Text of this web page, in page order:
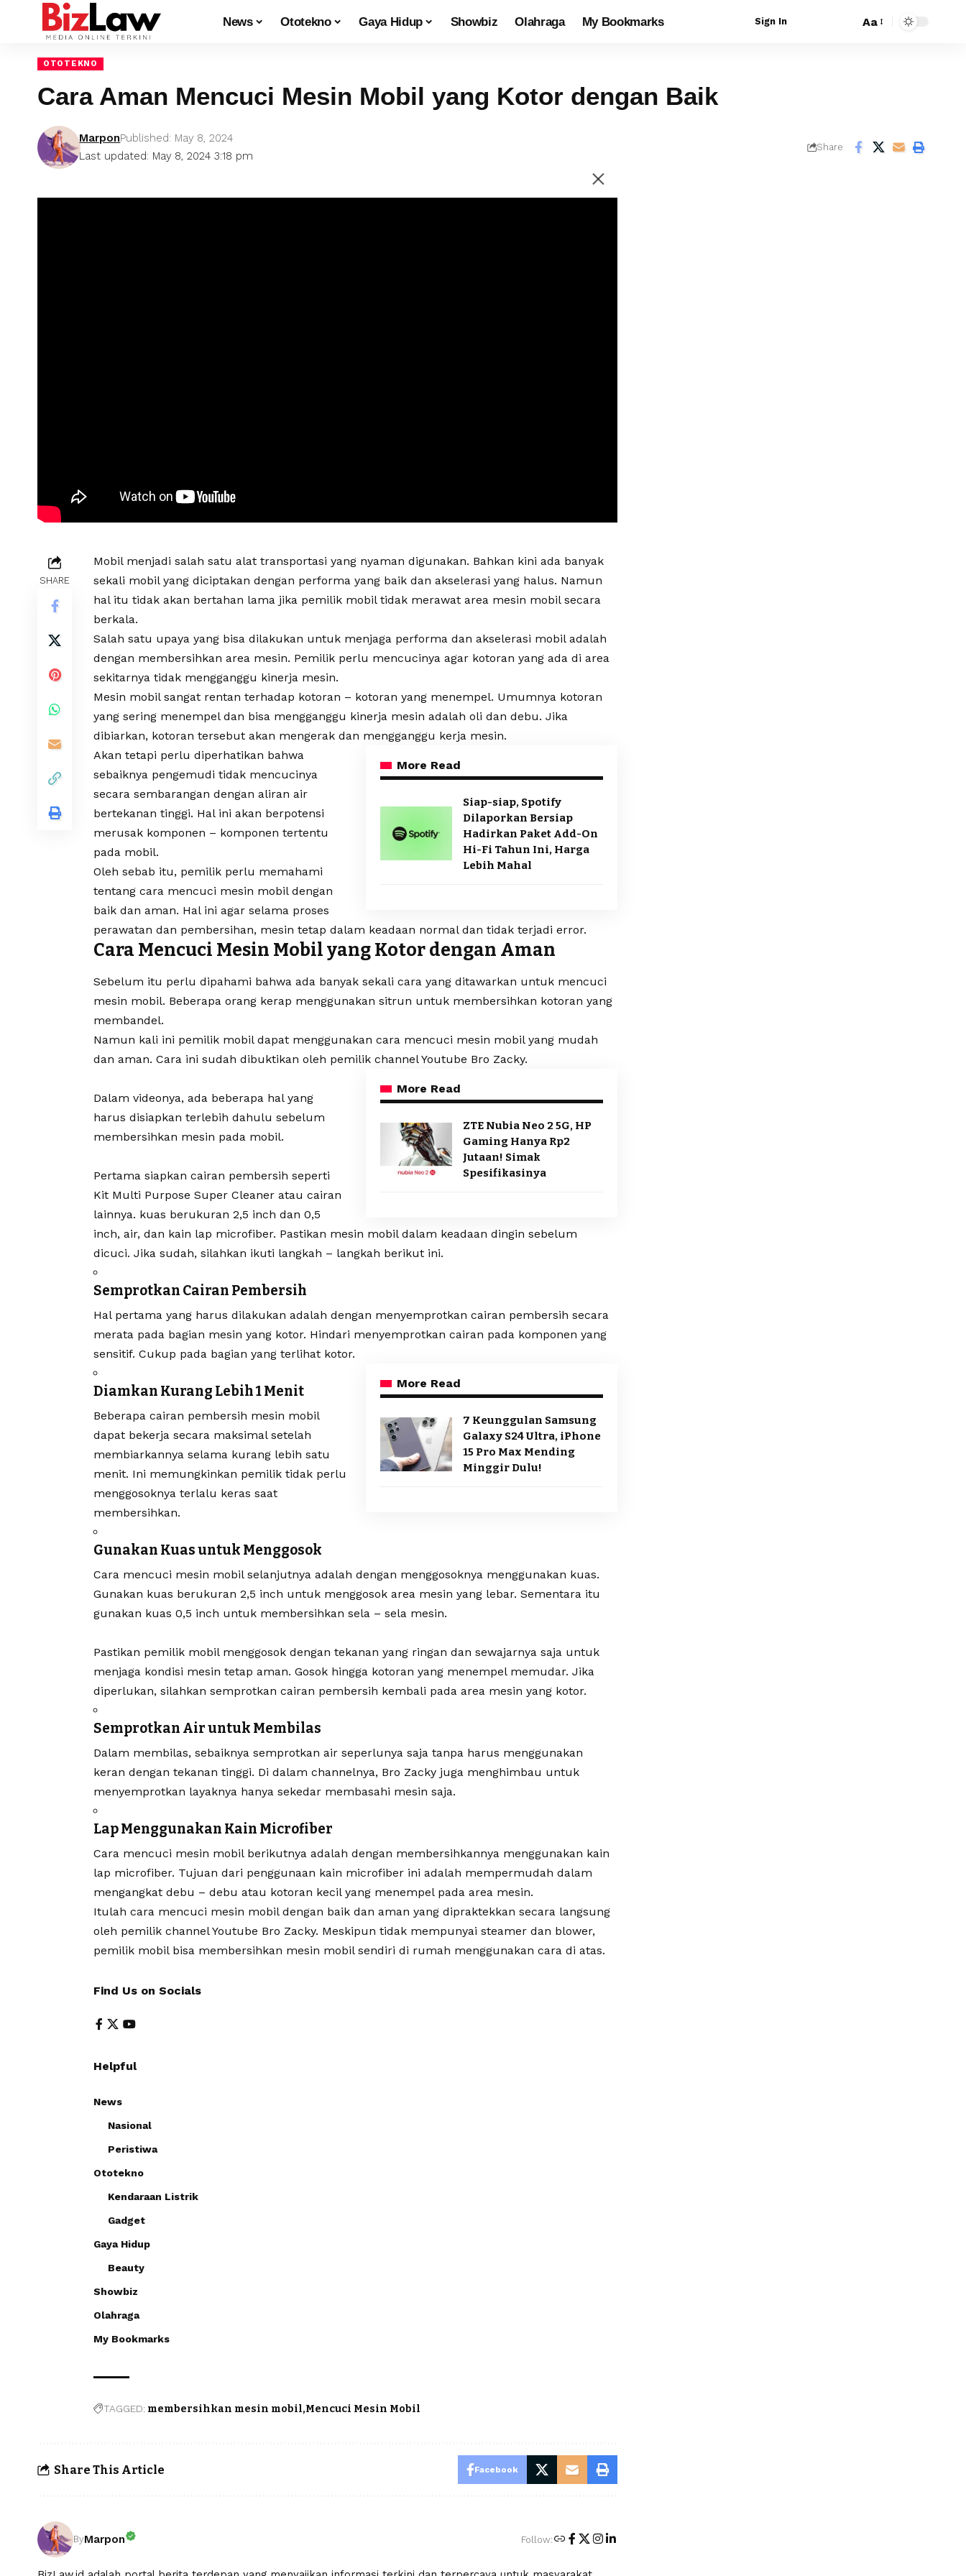
News Ototekno Gaya Hidup Showbiz Olahraga My Bookmarks Sign In Aa
OTOTEKNO
Cara Aman Mencuci Mesin Mobil yang Kotor dengan Baik
Last updated: May 8, 2024 3:18 pm
MarponPublished: May 8, 2024
Share
SHARE
Mobil menjadi salah satu alat transportasi yang nyaman digunakan. Bahkan kini ada banyak
sekali mobil yang diciptakan dengan performa yang baik dan akselerasi yang halus. Namun
hal itu tidak akan bertahan lama jika pemilik mobil tidak merawat area mesin mobil secara
berkala.
Salah satu upaya yang bisa dilakukan untuk menjaga performa dan akselerasi mobil adalah
dengan membersihkan area mesin. Pemilik perlu mencucinya agar kotoran yang ada di area
sekitarnya tidak mengganggu kinerja mesin.
Mesin mobil sangat rentan terhadap kotoran – kotoran yang menempel. Umumnya kotoran
yang sering menempel dan bisa mengganggu kinerja mesin adalah oli dan debu. Jika
dibiarkan, kotoran tersebut akan mengerak dan mengganggu kerja mesin.
More Read
Siap-siap, Spotify
Dilaporkan Bersiap
Hadirkan Paket Add-On
Hi-Fi Tahun Ini, Harga
Lebih Mahal
Akan tetapi perlu diperhatikan bahwa
sebaiknya pengemudi tidak mencucinya
secara sembarangan dengan aliran air
bertekanan tinggi. Hal ini akan berpotensi
merusak komponen – komponen tertentu
pada mobil.
Oleh sebab itu, pemilik perlu memahami
tentang cara mencuci mesin mobil dengan
baik dan aman. Hal ini agar selama proses
perawatan dan pembersihan, mesin tetap dalam keadaan normal dan tidak terjadi error.
Cara Mencuci Mesin Mobil yang Kotor dengan Aman
Sebelum itu perlu dipahami bahwa ada banyak sekali cara yang ditawarkan untuk mencuci
mesin mobil. Beberapa orang kerap menggunakan sitrun untuk membersihkan kotoran yang
membandel.
Namun kali ini pemilik mobil dapat menggunakan cara mencuci mesin mobil yang mudah
dan aman. Cara ini sudah dibuktikan oleh pemilik channel Youtube Bro Zacky.
More Read
ZTE Nubia Neo 2 5G, HP
Gaming Hanya Rp2
Jutaan! Simak
Spesifikasinya
Dalam videonya, ada beberapa hal yang
harus disiapkan terlebih dahulu sebelum
membersihkan mesin pada mobil.
Pertama siapkan cairan pembersih seperti
Kit Multi Purpose Super Cleaner atau cairan
lainnya. kuas berukuran 2,5 inch dan 0,5
inch, air, dan kain lap microfiber. Pastikan mesin mobil dalam keadaan dingin sebelum
dicuci. Jika sudah, silahkan ikuti langkah – langkah berikut ini.
Semprotkan Cairan Pembersih
Hal pertama yang harus dilakukan adalah dengan menyemprotkan cairan pembersih secara
merata pada bagian mesin yang kotor. Hindari menyemprotkan cairan pada komponen yang
sensitif. Cukup pada bagian yang terlihat kotor.
More Read
7 Keunggulan Samsung
Galaxy S24 Ultra, iPhone
15 Pro Max Mending
Minggir Dulu!
Diamkan Kurang Lebih 1 Menit
Beberapa cairan pembersih mesin mobil
dapat bekerja secara maksimal setelah
membiarkannya selama kurang lebih satu
menit. Ini memungkinkan pemilik tidak perlu
menggosoknya terlalu keras saat
membersihkan.
Gunakan Kuas untuk Menggosok
Cara mencuci mesin mobil selanjutnya adalah dengan menggosoknya menggunakan kuas.
Gunakan kuas berukuran 2,5 inch untuk menggosok area mesin yang lebar. Sementara itu
gunakan kuas 0,5 inch untuk membersihkan sela – sela mesin.
Pastikan pemilik mobil menggosok dengan tekanan yang ringan dan sewajarnya saja untuk
menjaga kondisi mesin tetap aman. Gosok hingga kotoran yang menempel memudar. Jika
diperlukan, silahkan semprotkan cairan pembersih kembali pada area mesin yang kotor.
Semprotkan Air untuk Membilas
Dalam membilas, sebaiknya semprotkan air seperlunya saja tanpa harus menggunakan
keran dengan tekanan tinggi. Di dalam channelnya, Bro Zacky juga menghimbau untuk
menyemprotkan layaknya hanya sekedar membasahi mesin saja.
Lap Menggunakan Kain Microfiber
Cara mencuci mesin mobil berikutnya adalah dengan membersihkannya menggunakan kain
lap microfiber. Tujuan dari penggunaan kain microfiber ini adalah mempermudah dalam
mengangkat debu – debu atau kotoran kecil yang menempel pada area mesin.
Itulah cara mencuci mesin mobil dengan baik dan aman yang dipraktekkan secara langsung
oleh pemilik channel Youtube Bro Zacky. Meskipun tidak mempunyai steamer dan blower,
pemilik mobil bisa membersihkan mesin mobil sendiri di rumah menggunakan cara di atas.
Find Us on Socials
Helpful
News
Nasional
Peristiwa
Ototekno
Kendaraan Listrik
Gadget
Gaya Hidup
Beauty
Showbiz
Olahraga
My Bookmarks
TAGGED: membersihkan mesin mobil Mencuci Mesin Mobil
Share This Article Facebook
ByMarpon Follow: